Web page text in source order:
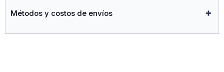
Métodos y costos de envíos